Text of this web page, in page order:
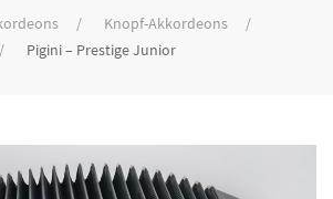
Knopf-Akkordeons
Pigini – Prestige Junior